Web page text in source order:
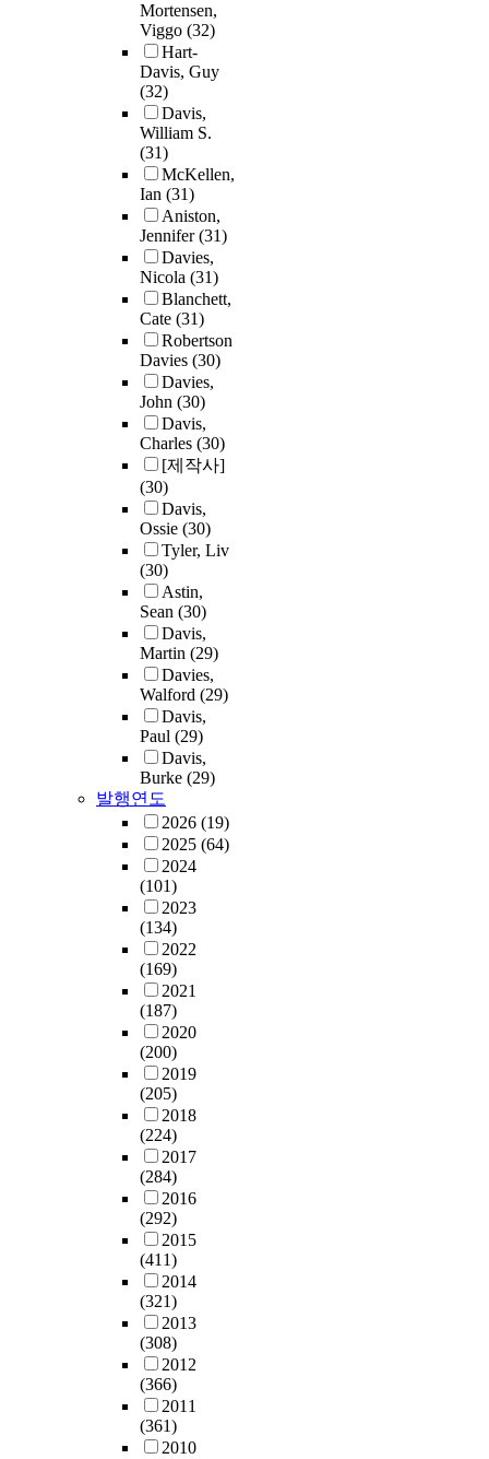
Mortensen,
Viggo (32)
Hart-
Davis, Guy
(32)
Davis,
William S.
(31)
McKellen,
Ian (31)
Aniston,
Jennifer(31)
Davies,
Nicola (31)
Blanchett,
Cate (31)
Robertson
Davies (30)
Davies,
John (30)
Davis,
Charles (30)
[제작사]
(30)
Davis,
Ossie (30)
Tyler, Liv
(30)
Astin,
Sean (30)
Davis,
Martin (29)
Davies,
Walford (29)
Davis,
Paul (29)
Davis,
Burke (29)
발행연도
2026 (19)
2025 (64)
2024
(101)
2023
(134)
2022
(169)
2021
(187)
2020
(200)
2019
(205)
2018
(224)
2017
(284)
2016
(292)
2015
(411)
2014
(321)
2013
(308)
2012
(366)
2011
(361)
2010